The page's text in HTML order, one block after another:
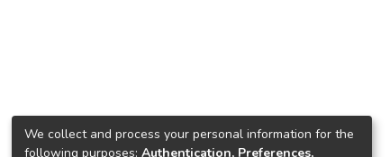
We collect and process your personal information for the
following purposes: Authentication, Preferences,